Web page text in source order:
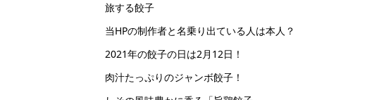
旅する餃子
当HPの制作者と名乗り出ている人は本人？
2021年の餃子の日は2月12日！
肉汁たっぷりのジャンボ餃子！